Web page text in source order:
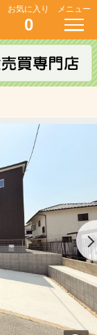
お気に入り
0
メニュー